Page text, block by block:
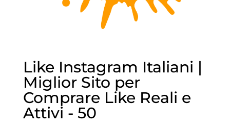
Like Instagram Italiani |
Miglior Sito per
Comprare Like Reali e
Attivi - 50